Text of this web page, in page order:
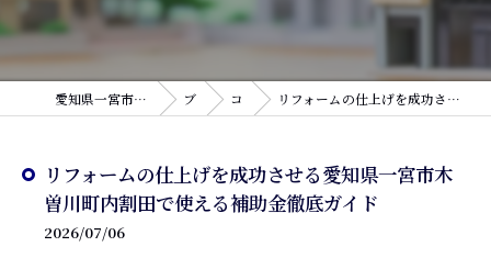
愛知県一宮市のリフォームなら株式会社桶寅 ブログ コラム リフォームの仕上げを成功させる愛知県一宮市木曽川町内割田で使える補助金徹底ガイド
リフォームの仕上げを成功させる愛知県一宮市木
曽川町内割田で使える補助金徹底ガイド
2026/07/06